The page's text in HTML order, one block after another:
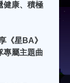
健康、積極
《星BA》
專屬主題曲